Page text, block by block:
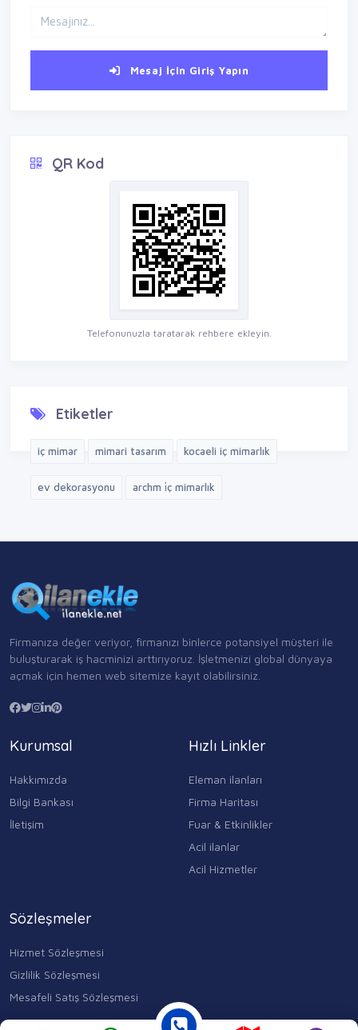
Mesaj İçin Giriş Yapın
QR Kod
Telefonunuzla taratarak rehbere ekleyin.
Etiketler
iç mimar mimari tasarım kocaeli iç mimarlık
ev dekorasyonu archm i̇ç mimarlık
Firmanıza değer veriyor, firmanızı binlerce potansiyel müşteri ile
buluşturarak iş hacminizi arttırıyoruz. İşletmenizi global dünyaya
açmak için hemen web sitemize kayıt olabilirsiniz.
Kurumsal
Hakkımızda
Bilgi Bankası
İletişim
Hızlı Linkler
Eleman ilanları
Firma Haritası
Fuar & Etkinlikler
Acil ilanlar
Acil Hizmetler
Sözleşmeler
Hizmet Sözleşmesi
Gizlilik Sözleşmesi
Mesafeli Satış Sözleşmesi